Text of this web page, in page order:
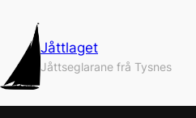
Jåttlaget
Jåttseglarane frå Tysnes